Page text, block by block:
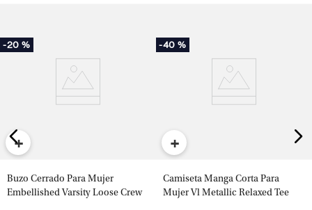
-20 %
+
Buzo Cerrado Para Mujer
Embellished Varsity Loose Crew
-40 %
+
Camiseta Manga Corta Para
Mujer Vl Metallic Relaxed Tee